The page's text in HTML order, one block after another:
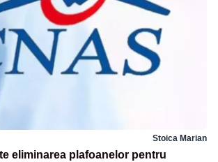
Stoica Marian
eliminarea plafoanelor pentru